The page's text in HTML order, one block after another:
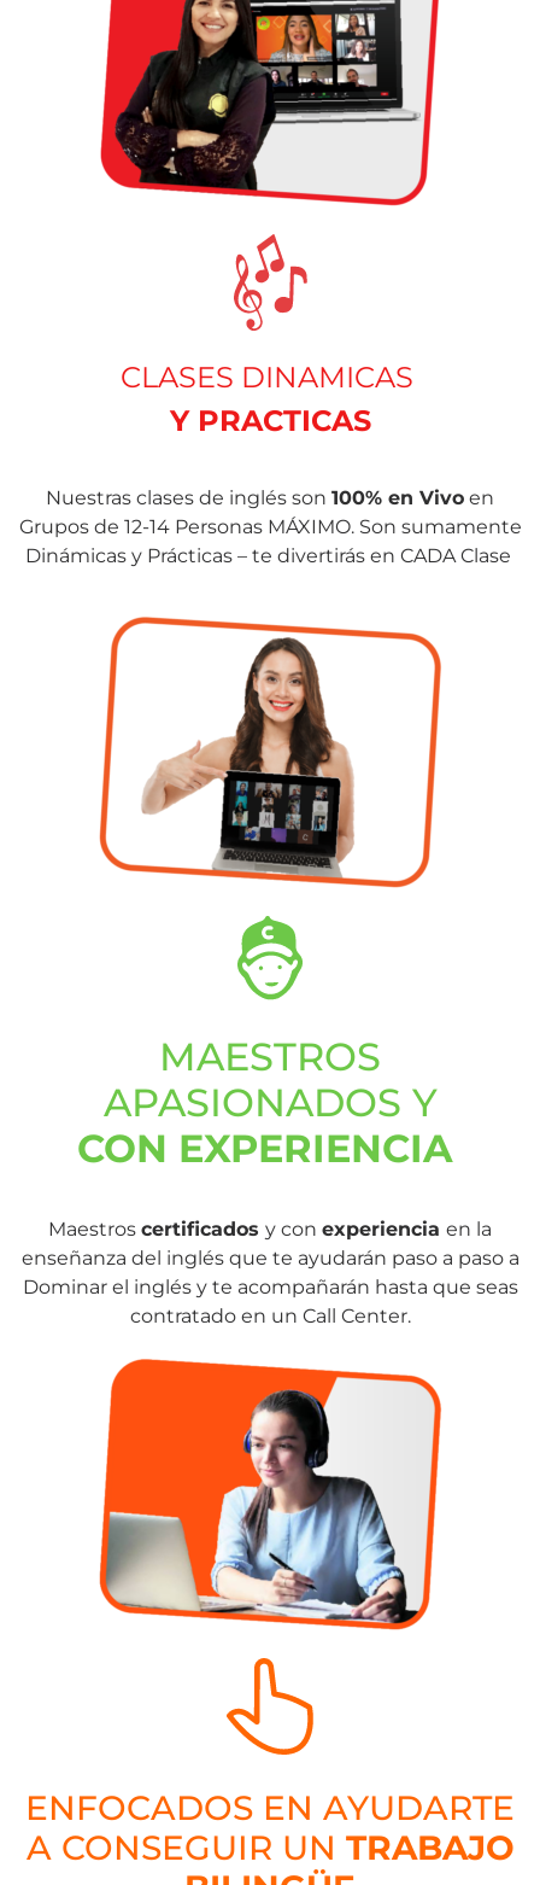
CLASES DINAMICAS
Y PRACTICAS
Nuestras clases de inglés son 100% en Vivo en
Grupos de 12-14 Personas MÁXIMO. Son sumamente
Dinámicas y Prácticas – te divertirás en CADA Clase
MAESTROS
APASIONADOS Y
CON EXPERIENCIA
Maestros certificados y con experiencia en la
enseñanza del inglés que te ayudarán paso a paso a
Dominar el inglés y te acompañarán hasta que seas
contratado en un Call Center.
ENFOCADOS EN AYUDARTE
A CONSEGUIR UN TRABAJO